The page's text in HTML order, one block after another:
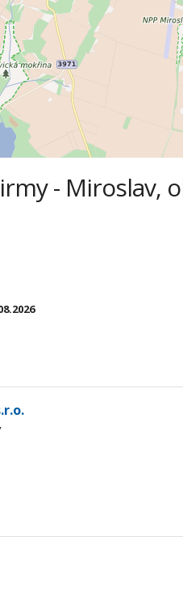
- Miroslav,